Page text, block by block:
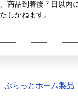
商品到着後７日以
しかねます。
ぷらっとホーム製品